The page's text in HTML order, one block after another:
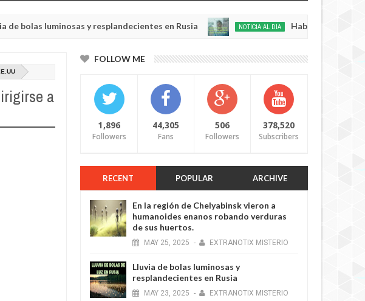
luminosas y resplandecientes en Rusia
20250
NOTICIA AL DÍA Habló con Dios: Hombre
a
FOLLOW ME
1,896
Followers
44,305
Fans
506
Followers
378,520
Subscribers
RECENT POPULAR ARCHIVE
En la región de Chelyabinsk vieron a
humanoides enanos robando verduras
de sus huertos.
MAY 25, 2025 - EXTRANOTIX MISTERIO
Lluvia de bolas luminosas y
resplandecientes en Rusia
MAY 23, 2025 - EXTRANOTIX MISTERIO